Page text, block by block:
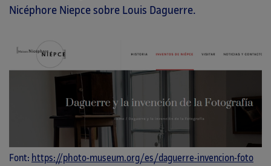
Nicéphore Niepce sobre Louis Daguerre.
Font: https://photo-museum.org/es/daguerre-invencion-foto